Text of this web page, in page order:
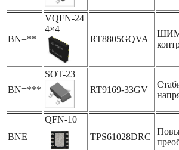
BN=**
VQFN-24
4×4
RT8805GQVA
BN=***
SOT-23
RT9169-33GV
BNE
QFN-10
TPS61028DRC